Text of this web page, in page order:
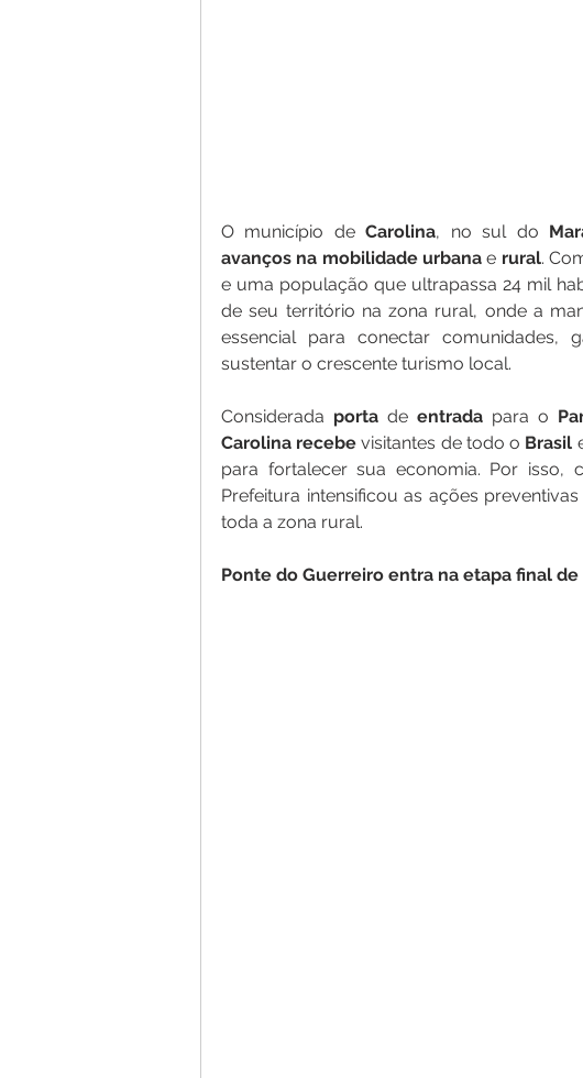
O município de Carolina, no sul do
avanços na mobilidade urbana e rural.
e uma população que ultrapassa 24 mil
de seu território na zona rural, onde a
essencial para conectar
sustentar o crescente turismo local.
Considerada porta de entrada para o
Carolina recebe visitantes de todo o Brasil
para fortalecer sua economia. Por
Prefeitura intensificou as ações
toda a zona rural.
Ponte do Guerreiro entra na etapa final de